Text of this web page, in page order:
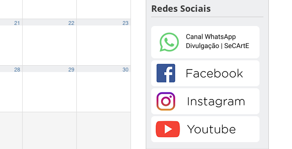
21 22 23
28 29 30
Redes Sociais